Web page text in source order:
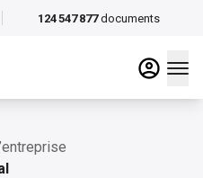
124 547 877 documents